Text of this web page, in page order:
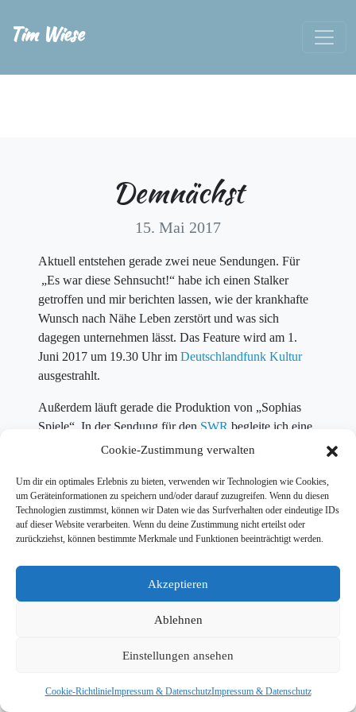
Cookie-Zustimmung verwalten
Um dir ein optimales Erlebnis zu bieten, verwenden wir Technologien wie Cookies,
um Geräteinformationen zu speichern und/oder darauf zuzugreifen. Wenn du diesen
Technologien zustimmst, können wir Daten wie das Surfverhalten oder eindeutige IDs
auf dieser Website verarbeiten. Wenn du deine Zustimmung nicht erteilst oder
zurückziehst, können bestimmte Merkmale und Funktionen beeinträchtigt werden.
Akzeptieren
Ablehnen
Einstellungen ansehen
Cookie-RichtlinieImpressum & DatenschutzImpressum & Datenschutz
Tim Wiese
Demnächst
15. Mai 2017
Aktuell entstehen gerade zwei neue Sendungen. Für
„Es war diese Sehnsucht!“ habe ich einen Stalker
getroffen und mir berichten lassen, wie der krankhafte
Wunsch nach Nähe Leben zerstört und was sich
dagegen unternehmen lässt. Das Feature wird am 1.
Juni 2017 um 19.30 Uhr im Deutschlandfunk Kultur
ausgestrahlt.
Außerdem läuft gerade die Produktion von „Sophias
Spiele“. In der Sendung für den SWR begleite ich eine
junge Brettspiele-Entwicklerin bei der Arbeit.
Bescheid, wann die Würfel fallen, um mal im Bild zu
bleiben.
Dailyhero